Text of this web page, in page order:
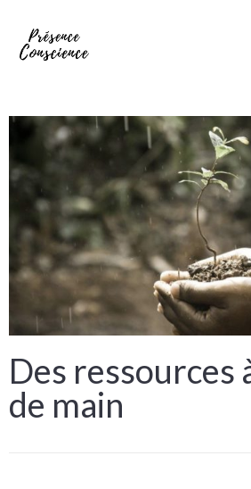
Des ressources
de main